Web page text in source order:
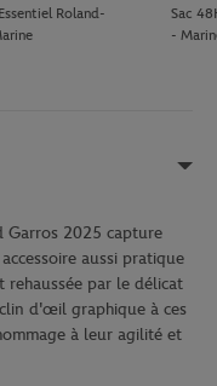
Roland-
Sac
-
Garros 2025 capture
aussi pratique
par le délicat
d'œil graphique à ces
à leur agilité et